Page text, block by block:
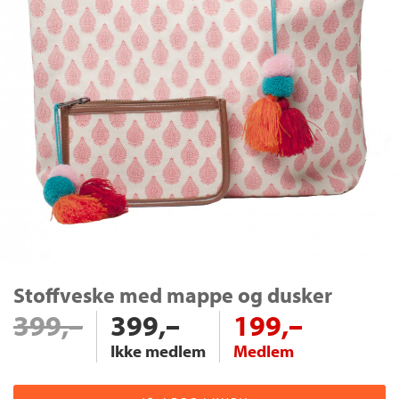
Stoffveske med mappe og dusker
399,– 399,–
Ikke medlem
199,–
Medlem